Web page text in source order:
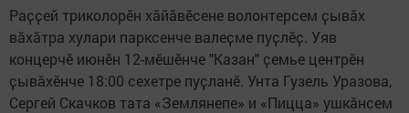
Pаҫҫей триколорӗн хӑйӑвӗсене волонтерсем ҫывӑх
вӑхӑтра хулари парксенче валеҫме пуҫлӗҫ. Уяв
концерчӗ июнӗн 12-мӗшӗнче "Казан" ҫемье центрӗн
ҫывӑхӗнче 18:00 сехетре пуҫланӗ. Унта Гузель Уразова,
Сергей Скачков тата «Землянепе» и «Пицца» ушкӑнсем